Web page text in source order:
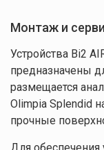
Монтаж и
Устройства Bi2
предназначены
размещается
Olimpia Splendid
прочные